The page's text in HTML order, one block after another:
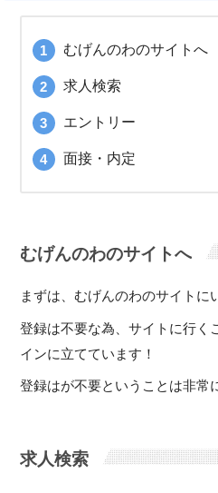
むげんのわのサイトへ
求人検索
エントリー
面接・内定
むげんのわのサイトへ
まずは、むげんのわのサイトに
登録は不要な為、サイトに行く
インに立てています！
登録はが不要ということは非常
求人検索